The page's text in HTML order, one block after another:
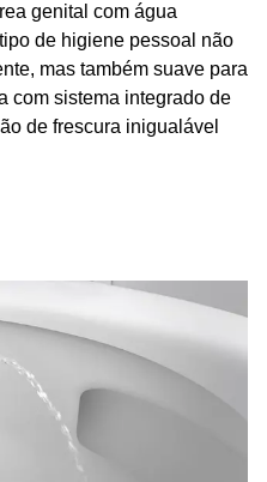
genital com água
de higiene pessoal não
mas também suave para
com sistema integrado de
de frescura inigualável